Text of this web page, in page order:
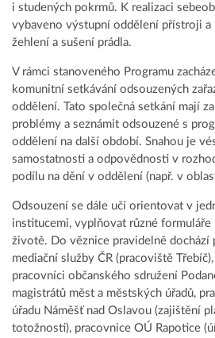
i studených pokrmů. K realizaci
vybaveno výstupní oddělení přístroji a
žehlení a sušení prádla.
V rámci stanoveného Programu
komunitní setkávání odsouzených
oddělení. Tato společná setkání mají
problémy a seznámit odsouzené s
oddělení na další období. Snahou je
samostatnosti a odpovědnosti v
podílu na dění v oddělení (např. v
Odsouzení se dále učí orientovat v
institucemi, vyplňovat různé formuláře
životě. Do věznice pravidelně dochází
mediační služby ČR (pracoviště
pracovníci občanského sdružení
magistrátů měst a městských úřadů,
úřadu Náměšť nad Oslavou (zajištění
totožnosti), pracovnice OÚ Rapotice